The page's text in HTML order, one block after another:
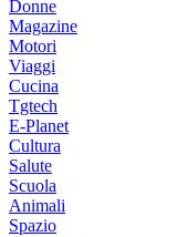
Donne
Magazine
Motori
Viaggi
Cucina
Tgtech
E-Planet
Cultura
Salute
Scuola
Animali
Spazio